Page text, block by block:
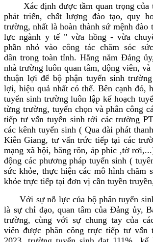
Xác định được tầm quan trọng của
phát triển, chất lượng đào tạo, quy
trường, nhất là hoàn thành sứ mệnh đào
lực ngành y tế " vừa hồng - vừa
phần nhỏ vào công tác chăm sóc
dân trong toàn tỉnh. Hằng năm Đảng
nhà trường luôn quan tâm, động viên,
thuận lợi để bộ phận tuyển sinh
lợi, hiệu quả nhất có thể. Bên cạnh đó,
tuyển sinh trường luôn lập kế hoạch
từng trường, tuyển chọn và phân công
tiếp tư vấn tuyển sinh tới các trường
các kênh tuyển sinh ( Qua đài phát
Kiên Giang, tư vấn trức tiếp tại các
mạng xã hội, băng rôn, áp phíc ,tờ
động các phương pháp tuyển sinh (
sức khỏe, thực hiện các mô hình chăm
khỏe trực tiếp tại đơn vị cần tuyền
Với sự nỗ lực của bộ phân tuyển
là sự chỉ đạo, quan tâm của Đảng ủy,
trường, cùng với sự chung tay của
viên được phân công trực tiếp tư vấn